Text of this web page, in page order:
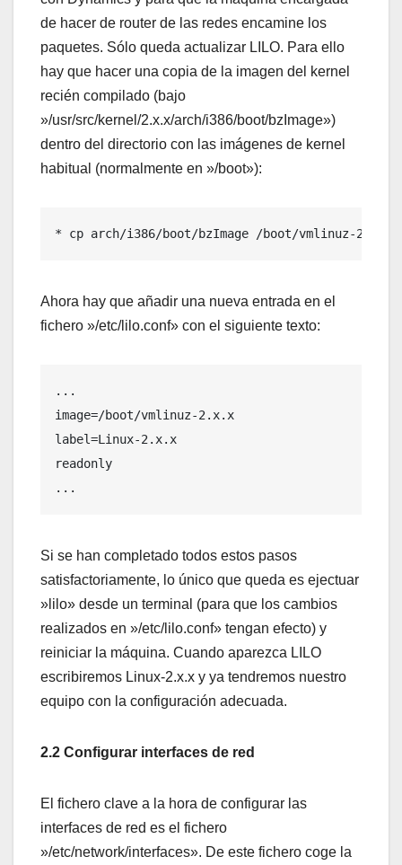
de hacer de router de las redes encamine los
paquetes. Sólo queda actualizar LILO. Para ello
hay que hacer una copia de la imagen del kernel
recién compilado (bajo
»/usr/src/kernel/2.x.x/arch/i386/boot/bzImage»)
dentro del directorio con las imágenes de kernel
habitual (normalmente en »/boot»):
* cp arch/i386/boot/bzImage /boot/vmlinuz-2.x.x
Ahora hay que añadir una nueva entrada en el
fichero »/etc/lilo.conf» con el siguiente texto:
...
image=/boot/vmlinuz-2.x.x
label=Linux-2.x.x
readonly
...
Si se han completado todos estos pasos
satisfactoriamente, lo único que queda es ejectuar
»lilo» desde un terminal (para que los cambios
realizados en »/etc/lilo.conf» tengan efecto) y
reiniciar la máquina. Cuando aparezca LILO
escribiremos Linux-2.x.x y ya tendremos nuestro
equipo con la configuración adecuada.
2.2 Configurar interfaces de red
El fichero clave a la hora de configurar las
interfaces de red es el fichero
»/etc/network/interfaces». De este fichero coge la